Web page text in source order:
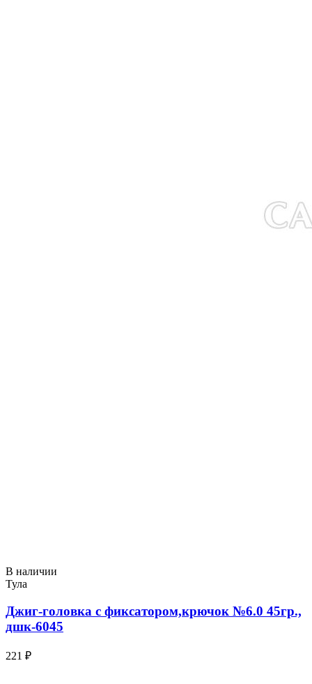
В наличии
Тула
Джиг-головка с фиксатором,крючок №6.0 45гр.,
дшк-6045
221 ₽